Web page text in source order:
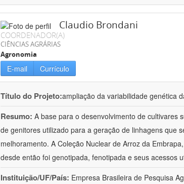
Claudio Brondani
COORDENADOR(A)
CIÊNCIAS AGRÁRIAS
Agronomia
E-mail Currículo
Título do Projeto:ampliação da variabilidade genética
Resumo: A base para o desenvolvimento de cultivares
de genitores utilizado para a geração de linhagens que
melhoramento. A Coleção Nuclear de Arroz da
desde então foi genotipada, fenotipada e seus acessos
Instituição/UF/País: Empresa Brasileira de Pesquisa